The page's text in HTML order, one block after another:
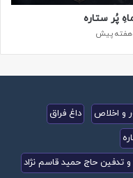
پُر ستاره
و اخلاص
داغ فراق
تدفین حاج حمید قاسم نژاد